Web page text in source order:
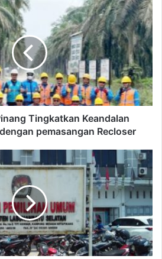
Tingkatkan Keandalan
pemasangan Recloser